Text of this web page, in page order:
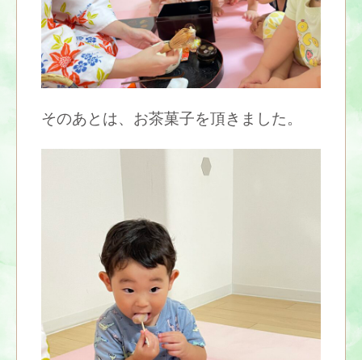
そのあとは、お茶菓子を頂きました。